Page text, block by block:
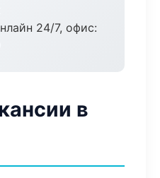
24/7, офис:
в